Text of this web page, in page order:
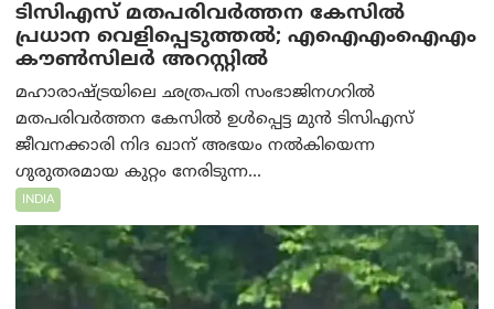
ടിസിഎസ് മതപരിവർത്തന കേസിൽ
പ്രധാന വെളിപ്പെടുത്തൽ; എഐഎംഐഎം
കൗൺസിലർ അറസ്റ്റിൽ
മഹാരാഷ്ട്രയിലെ ഛത്രപതി സംഭാജിനഗറിൽ
മതപരിവർത്തന കേസിൽ ഉൾപ്പെട്ട മുൻ ടിസിഎസ്
ജീവനക്കാരി നിദ ഖാന് അഭയം നൽകിയെന്ന
ഗുരുതരമായ കുറ്റം നേരിടുന്ന...
INDIA